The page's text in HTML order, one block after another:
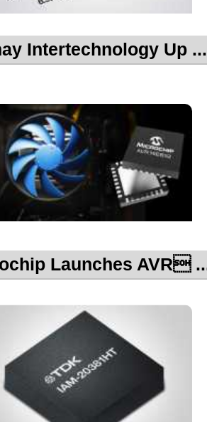
Intertechnology Up ...
Launches AVR